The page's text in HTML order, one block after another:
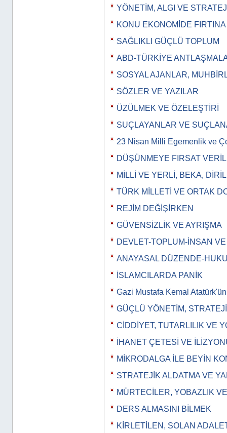
YÖNETİM, ALGI VE
KONU EKONOMİDE FIRTINA
SAĞLIKLI GÜÇLÜ TOPLUM
ABD-TÜRKİYE
SOSYAL AJANLAR,
SÖZLER VE YAZILAR
ÜZÜLMEK VE ÖZELEŞTİRİ
SUÇLAYANLAR VE
23 Nisan Milli Egemenlik ve
DÜŞÜNMEYE FIRSAT
MİLLİ VE YERLİ, BEKA,
TÜRK MİLLETİ VE ORTAK
REJİM DEĞİŞİRKEN
GÜVENSİZLİK VE AYRIŞMA
DEVLET-TOPLUM-İNSAN
ANAYASAL DÜZENDE-
İSLAMCILARDA PANİK
Gazi Mustafa Kemal
GÜÇLÜ YÖNETİM,
CİDDİYET, TUTARLILIK VE
İHANET ÇETESİ VE
MİKRODALGA İLE BEYİN
STRATEJİK ALDATMA VE
MÜRTECİLER, YOBAZLIK
DERS ALMASINI BİLMEK
KİRLETİLEN, SOLAN